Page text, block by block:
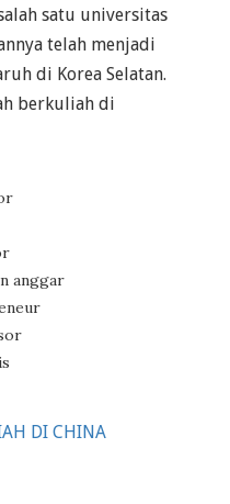
satu universitas
telah menjadi
di Korea Selatan.
berkuliah di
anggar
DI CHINA